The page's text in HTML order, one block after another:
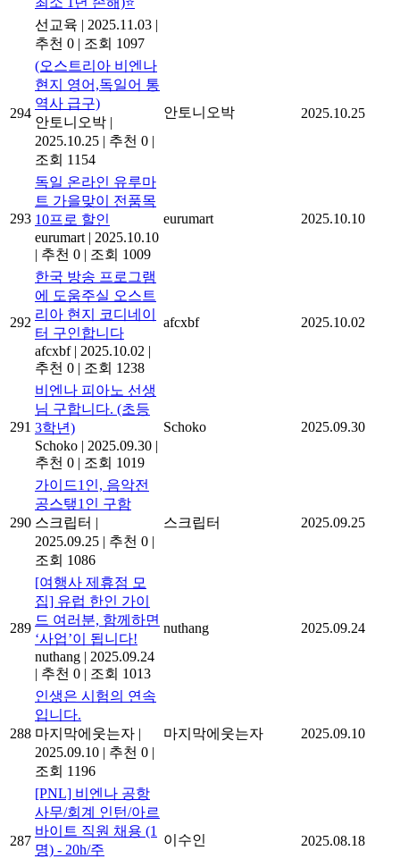
선교육 | 2025.11.03 |
추천 0 | 조회 1097
294
(오스트리아 비엔나
현지 영어,독일어 통
역사 급구)
안토니오박 |
2025.10.25 | 추천 0 |
조회 1154
안토니오박 2025.10.25
293
독일 온라인 유루마
트 가을맞이 전품목
10프로 할인
eurumart | 2025.10.10
| 추천 0 | 조회 1009
eurumart 2025.10.10
292
한국 방송 프로그램
에 도움주실 오스트
리아 현지 코디네이
터 구인합니다
afcxbf | 2025.10.02 |
추천 0 | 조회 1238
afcxbf 2025.10.02
291
비엔나 피아노 선생
님 구합니다. (초등
3학년)
Schoko | 2025.09.30 |
추천 0 | 조회 1019
Schoko 2025.09.30
290
가이드1인, 음악전
공스탶1인 구함
스크립터 |
2025.09.25 | 추천 0 |
조회 1086
스크립터 2025.09.25
289
[여행사 제휴점 모
집] 유럽 한인 가이
드 여러분, 함께하면
‘사업’이 됩니다!
nuthang | 2025.09.24
| 추천 0 | 조회 1013
nuthang 2025.09.24
288
인생은 시험의 연속
입니다.
마지막에웃는자 |
2025.09.10 | 추천 0 |
조회 1196
마지막에웃는자 2025.09.10
287
[PNL] 비엔나 공항
사무/회계 인턴/아르
바이트 직원 채용 (1
명) - 20h/주
이수인 2025.08.18